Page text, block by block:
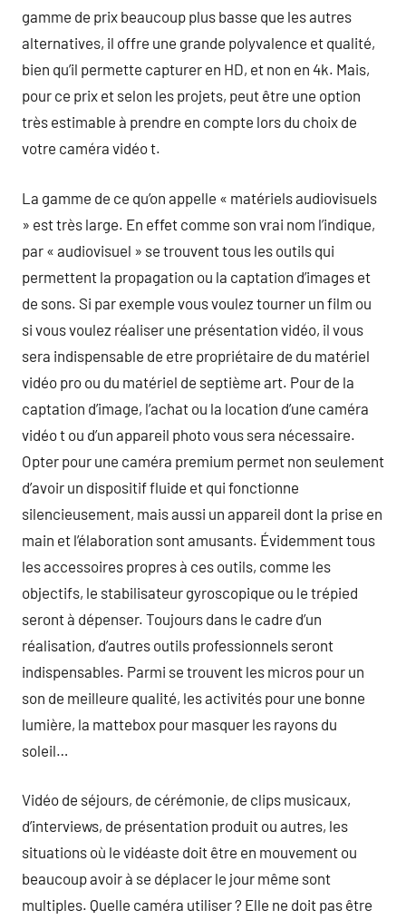
gamme de prix beaucoup plus basse que les autres
alternatives, il offre une grande polyvalence et qualité,
bien qu’il permette capturer en HD, et non en 4k. Mais,
pour ce prix et selon les projets, peut être une option
très estimable à prendre en compte lors du choix de
votre caméra vidéo t.
La gamme de ce qu’on appelle « matériels audiovisuels
» est très large. En effet comme son vrai nom l’indique,
par « audiovisuel » se trouvent tous les outils qui
permettent la propagation ou la captation d’images et
de sons. Si par exemple vous voulez tourner un film ou
si vous voulez réaliser une présentation vidéo, il vous
sera indispensable de etre propriétaire de du matériel
vidéo pro ou du matériel de septième art. Pour de la
captation d’image, l’achat ou la location d’une caméra
vidéo t ou d’un appareil photo vous sera nécessaire.
Opter pour une caméra premium permet non seulement
d’avoir un dispositif fluide et qui fonctionne
silencieusement, mais aussi un appareil dont la prise en
main et l’élaboration sont amusants. Évidemment tous
les accessoires propres à ces outils, comme les
objectifs, le stabilisateur gyroscopique ou le trépied
seront à dépenser. Toujours dans le cadre d’un
réalisation, d’autres outils professionnels seront
indispensables. Parmi se trouvent les micros pour un
son de meilleure qualité, les activités pour une bonne
lumière, la mattebox pour masquer les rayons du
soleil…
Vidéo de séjours, de cérémonie, de clips musicaux,
d’interviews, de présentation produit ou autres, les
situations où le vidéaste doit être en mouvement ou
beaucoup avoir à se déplacer le jour même sont
multiples. Quelle caméra utiliser ? Elle ne doit pas être